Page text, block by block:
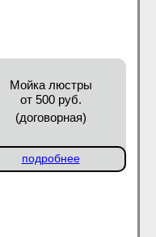
Мойка люстры
от 500 руб.
(договорная)
подробнее